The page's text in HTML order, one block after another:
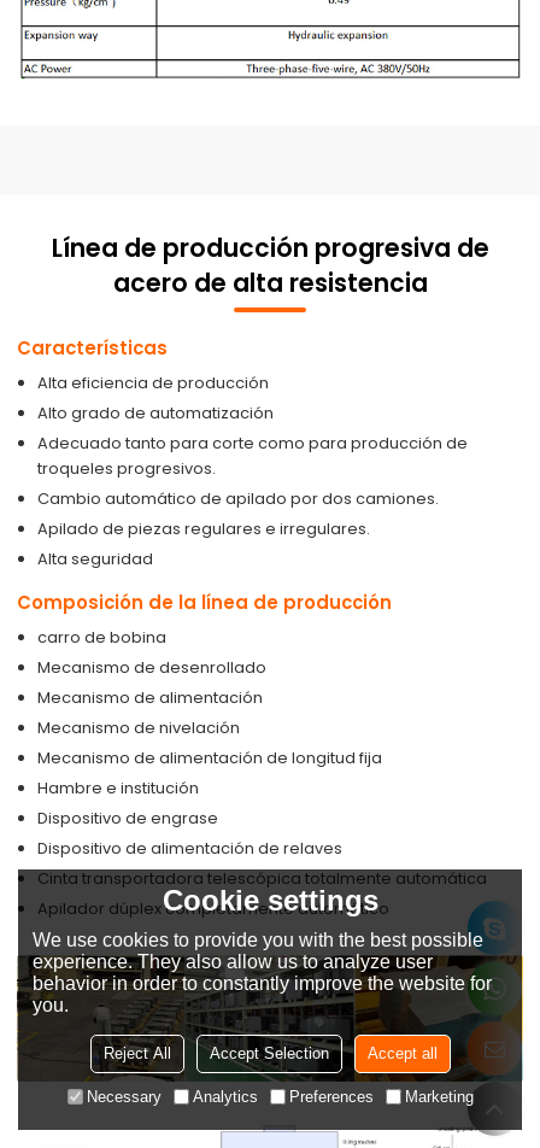
Línea de producción progresiva de
acero de alta resistencia
Características
Alta eficiencia de producción
Alto grado de automatización
Adecuado tanto para corte como para producción de
troqueles progresivos.
Cambio automático de apilado por dos camiones.
Apilado de piezas regulares e irregulares.
Alta seguridad
Composición de la línea de producción
carro de bobina
Mecanismo de desenrollado
Mecanismo de alimentación
Mecanismo de nivelación
Mecanismo de alimentación de longitud fija
Hambre e institución
Dispositivo de engrase
Dispositivo de alimentación de relaves
Cinta transportadora telescópica totalmente automática
Apilador dúplex completamente automático
Cookie settings
We use cookies to provide you with the best possible
experience. They also allow us to analyze user
behavior in order to constantly improve the website for
you.
Reject All Accept Selection Accept all
Necessary Analytics Preferences Marketing